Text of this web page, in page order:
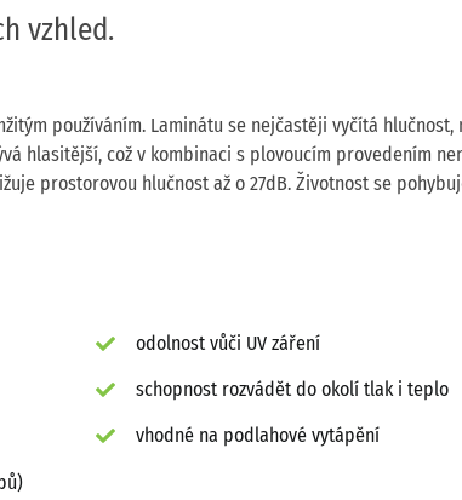
vzhled.
používáním. Laminátu se nejčastěji vyčítá
hlasitější, což v kombinaci s plovoucím provedením
prostorovou hlučnost až o 27dB. Životnost se
odolnost vůči UV záření
schopnost rozvádět do okolí tlak i teplo
vhodné na podlahové vytápění